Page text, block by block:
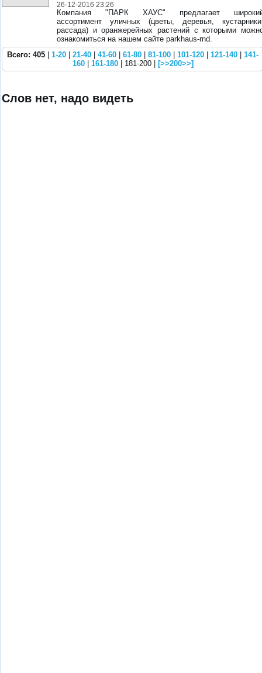
26-12-2016 23:26
Компания "ПАРК ХАУС" предлагает
ассортимент уличных (цветы, деревья,
рассада) и оранжерейных растений с которыми
ознакомиться на нашем сайте parkhaus-rnd.
Всего: 405
1-20 21-40 41-60 61-80 81-100 101-120 121-140
141-
160| 161-180| 181-200 | [>>200>>]
Слов нет, надо видеть